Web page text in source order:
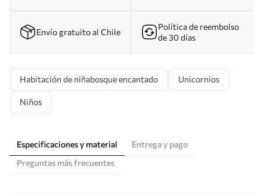
Envío gratuito al Chile
Política de reembolso
de 30 días
Habitación de niñabosque encantado Unicornios
Niños
Especificaciones y material
Entrega y pago
Preguntas más frecuentes